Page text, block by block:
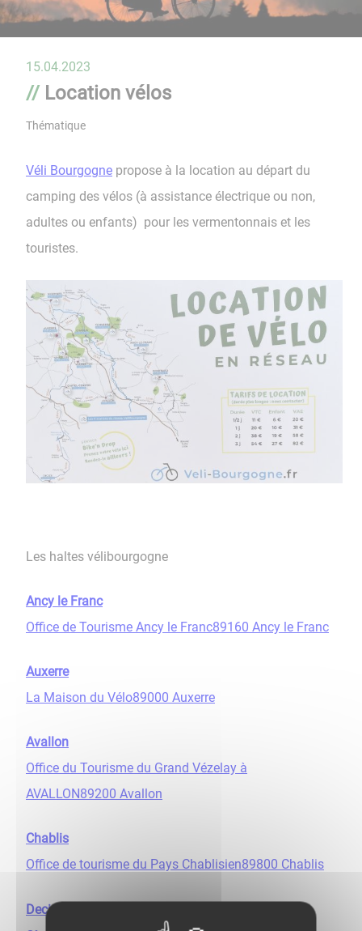
15.04.2023
Location vélos
Thématique
Véli Bourgogne propose à la location au départ du
camping des vélos (à assistance électrique ou non,
adultes ou enfants) pour les vermentonnais et les
touristes.
Les haltes vélibourgogne
Ancy le Franc
Office de Tourisme Ancy le Franc89160 Ancy le Franc
Auxerre
La Maison du Vélo89000 Auxerre
Avallon
Office du Tourisme du Grand Vézelay à
AVALLON89200 Avallon
Chablis
Office de tourisme du Pays Chablisien89800 Chablis
Decize